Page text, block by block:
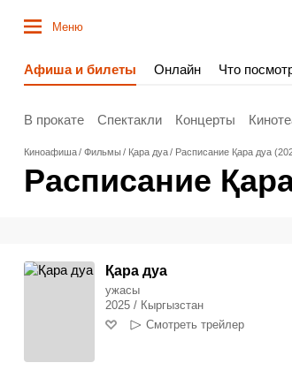
Меню
Афиша и билеты Онлайн Что
В прокате Спектакли Концерты
Киноафиша Фильмы Қара дуа Расписание Қара дуа
Расписание
Қара дуа
ужасы
2025 / Кыргызстан
Смотреть трейлер